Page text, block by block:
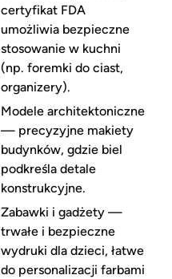
certyfikat FDA
umożliwia bezpieczne
stosowanie w kuchni
(np. foremki do ciast,
organizery).
Modele architektoniczne
— precyzyjne makiety
budynków, gdzie biel
podkreśla detale
konstrukcyjne.
Zabawki i gadżety —
trwałe i bezpieczne
wydruki dla dzieci, łatwe
do personalizacji farbami